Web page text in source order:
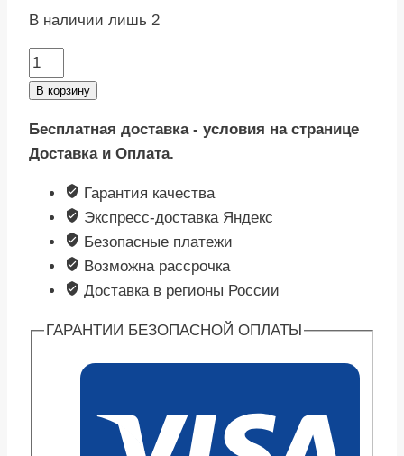
составляла
750 ₽.
1
В наличии лишь 2
Количество
товара
"Этель"
Пионы
149х110см,
саржа
м2
В корзину
Бесплатная доставка - условия на странице
Доставка и Оплата.
Гарантия качества
Экспресс-доставка Яндекс
Безопасные платежи
Возможна рассрочка
Доставка в регионы России
ГАРАНТИИ БЕЗОПАСНОЙ ОПЛАТЫ